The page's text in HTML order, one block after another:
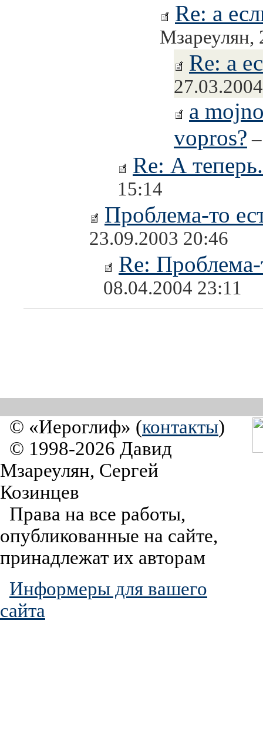
Re: а
Мзареулян,
Re: а
a
vopros?
Re: А
15:14
Проблема-то
23.09.2003 20:46
Re: Проблема-
08.04.2004 23:11
© «Иероглиф» (контакты)
© 1998-2026 Давид
Мзареулян, Сергей
Козинцев
Права на все работы,
опубликованные на сайте,
принадлежат их авторам
Информеры для вашего
сайта